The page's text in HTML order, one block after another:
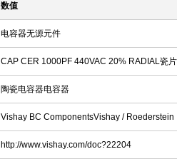
数值
电容器无源元件
CAP CER 1000PF 440VAC 20% RADIAL瓷
陶瓷电容器电容器
Vishay BC ComponentsVishay / Roederstein
http://www.vishay.com/doc?22204